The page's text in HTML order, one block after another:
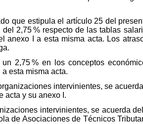
que estipula el artículo 25 del
2,75 % respecto de las tablas
I a esta misma acta. Los
2,75 % en los conceptos
esta misma acta.
intervinientes, se
acta y su anexo I.
intervinientes, se acuerda
de Asociaciones de Técnicos